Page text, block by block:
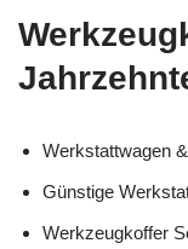
Werkstattwagen
Günstige
Werkzeugkoffer